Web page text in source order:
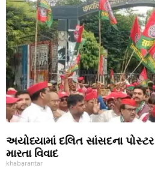
અયોધ્યામાં દલિત સાંસદના
મારતા વિવાદ
khabarantar